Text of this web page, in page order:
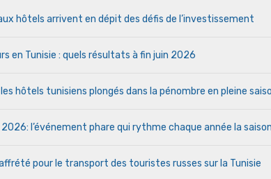
hôtels arrivent en dépit des défis de l’investissement
en Tunisie : quels résultats à fin juin 2026
les hôtels tunisiens plongés dans la pénombre en pleine
2026: l’événement phare qui rythme chaque année la
pour le transport des touristes russes sur la Tunisie